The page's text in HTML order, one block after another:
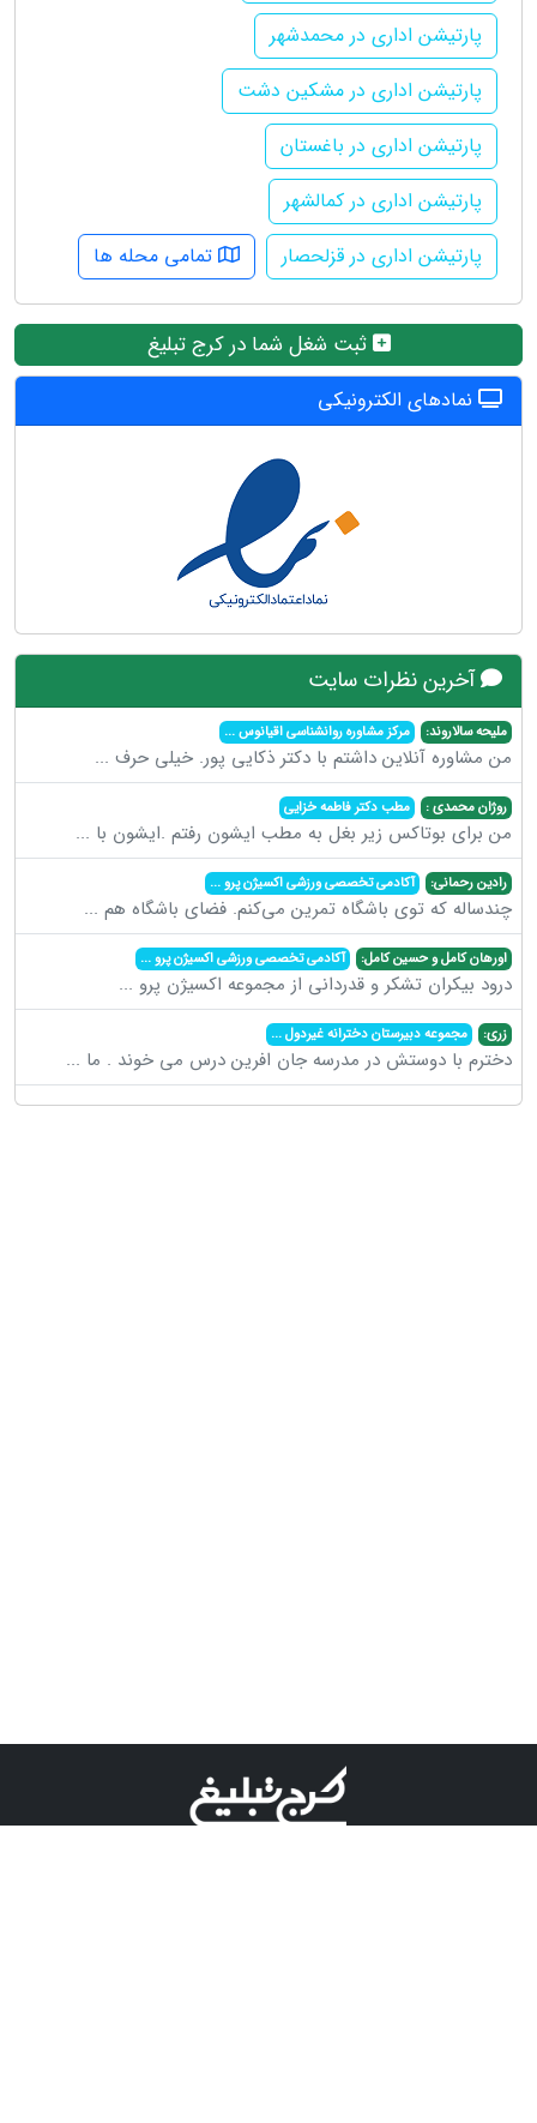
پارتیشن اداری در محمدشهر
پارتیشن اداری در مشکین دشت
پارتیشن اداری در باغستان
پارتیشن اداری در کمالشهر
پارتیشن اداری در قزلحصار
تمامی محله ها
ثبت شغل شما در کرج تبلیغ
نمادهای الکترونیکی
آخرین نظرات سایت
ملیحه سالاروند: مرکز مشاوره روانشناسی اقیانوس...
من مشاوره آنلاین داشتم با دکتر ذکایی پور. خیلی حرف ...
روژان محمدی : مطب دکتر فاطمه خزایی
من برای بوتاکس زیر بغل به مطب ایشون رفتم .ایشون با ...
رادین رحمانی: آکادمی تخصصی ورزشی اکسیژن پرو...
چندساله که توی باشگاه تمرین می‌کنم. فضای باشگاه هم ...
اورهان کامل و حسین کامل: آکادمی تخصصی ورزشی اکسیژن پرو...
درود بیکران تشکر و قدردانی از مجموعه اکسیژن پرو ...
زری: مجموعه دبیرستان دخترانه غیردول...
دخترم با دوستش در مدرسه جان افرین درس می خوند . ما ...